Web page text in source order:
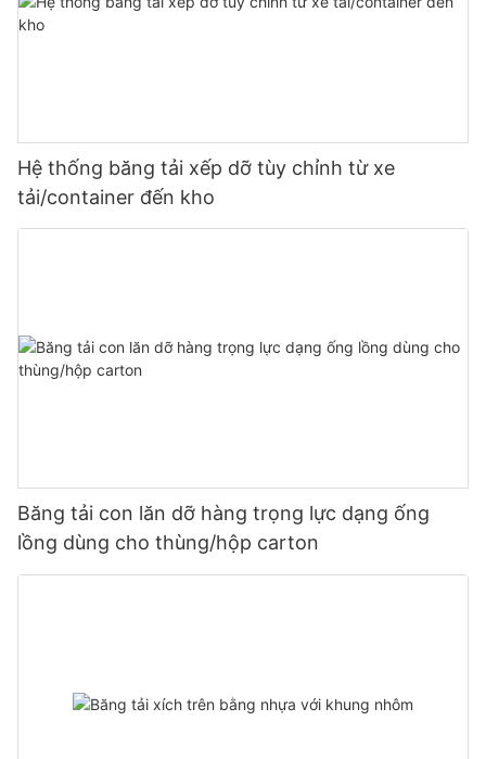
Hệ thống băng tải xếp dỡ tùy chỉnh từ xe
tải/container đến kho
Băng tải con lăn dỡ hàng trọng lực dạng ống
lồng dùng cho thùng/hộp carton